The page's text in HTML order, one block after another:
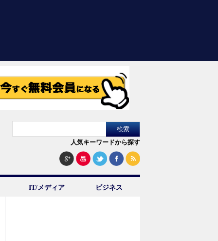
人気キーワードから探す
IT/メディア ビジネス